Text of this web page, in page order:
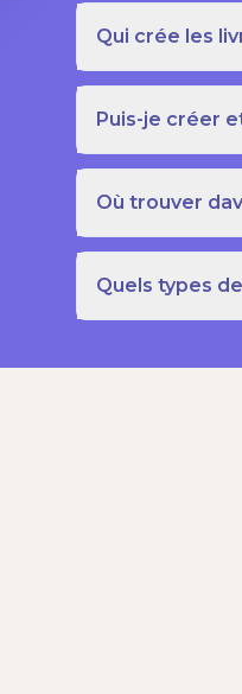
Qui crée les
Puis-je créer
Où trouver
Quels types